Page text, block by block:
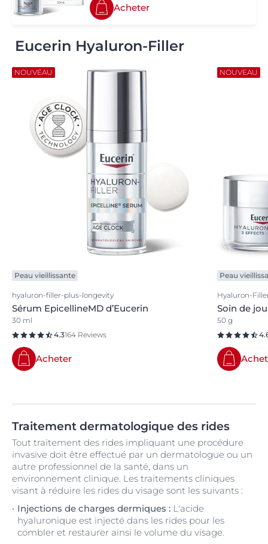
Acheter
Eucerin Hyaluron-Filler
NOUVEAU
Peau vieillissante
hyaluron-filler-plus-longevity
Sérum EpicellineMD d’Eucerin
30 ml
4.3164 Reviews
Acheter
NOUVEAU
Peau
Hyaluron-
Soin de
50 g
Traitement dermatologique des rides
Tout traitement des rides impliquant une procédure
invasive doit être effectué par un dermatologue ou un
autre professionnel de la santé, dans un
environnement clinique. Les traitements cliniques
visant à réduire les rides du visage sont les suivants :
Injections de charges dermiques : L'acide
hyaluronique est injecté dans les rides pour les
combler et restaurer ainsi le volume du visage.